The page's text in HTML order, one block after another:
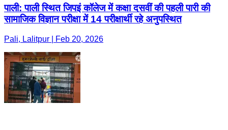
पाली: पाली स्थित जिपइं कॉलेज में कक्षा दसवीं की पहली पारी की
सामाजिक विज्ञान परीक्षा में 14 परीक्षार्थी रहे अनुपस्थित
Pali, Lalitpur | Feb 20, 2026